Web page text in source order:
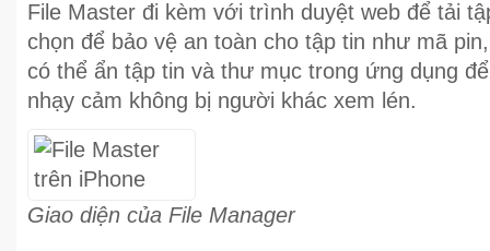
File Master đi kèm với trình duyệt web để tải
chọn để bảo vệ an toàn cho tập tin như mã
có thể ẩn tập tin và thư mục trong ứng dụng
nhạy cảm không bị người khác xem lén.
Giao diện của File Manager